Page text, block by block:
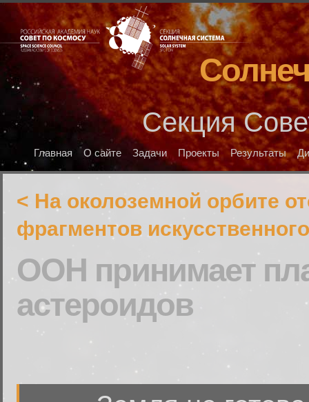
Секция
Главная О сайте Задачи Проекты Результаты
< На околоземной орбите
фрагментов
ООН принимает
астероидов